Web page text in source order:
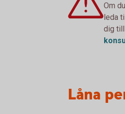
Om
leda
dig till
Låna